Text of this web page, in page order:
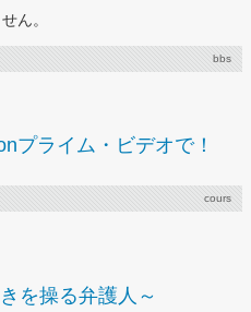
ん。
bbs
プライム・ビデオで！
cours
を操る弁護人～